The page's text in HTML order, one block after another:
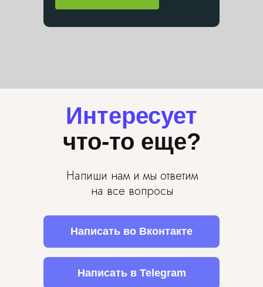
Интересует
что-то еще?
Напиши нам и мы ответим
на все вопросы
Написать во Вконтакте
Написать в Telegram